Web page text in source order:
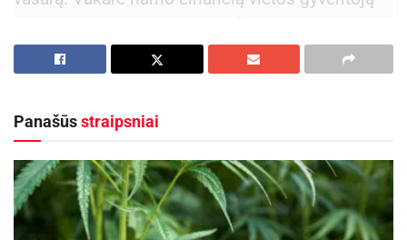
ėmė kalbinti paspirtuku privažiavęs
nepažįstamas vyras. Praeivei su juo bendrauti
nepanorus, nepažįstamasis ją užpuolė, nubloškė
Moteris ėmė šauktis pagalbos, aktyviai
priešinosi užpuolikui, bet supratusi, kad fizinės
jėgos nelygios, o nuošalioje vietoje jos niekas
negirdi, ėmėsi kitos taktikos, pradėjo jį gražiuoju
Panašūsstraipsniai